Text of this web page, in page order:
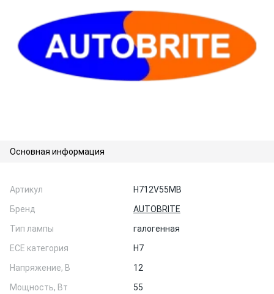
Основная информация
Артикул
H712V55MB
Бренд
AUTOBRITE
Тип лампы
галогенная
ЕСЕ категория
H7
Напряжение, В
12
Мощность, Вт
55